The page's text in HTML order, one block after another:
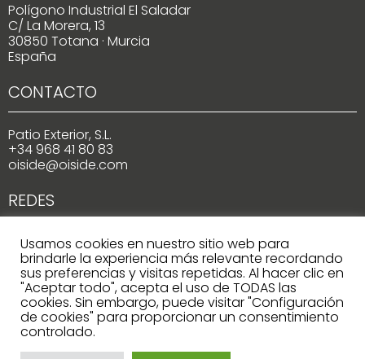
Polígono Industrial El Saladar
C/ La Morera, 13
30850 Totana · Murcia
España
CONTACTO
Patio Exterior, S.L.
+34 968 41 80 83
oiside@oiside.com
REDES
Copyright © 2022 OISIDE
Aviso Legal
Usamos cookies en nuestro sitio web para
brindarle la experiencia más relevante recordando
sus preferencias y visitas repetidas. Al hacer clic en
"Aceptar todo", acepta el uso de TODAS las
cookies. Sin embargo, puede visitar "Configuración
de cookies" para proporcionar un consentimiento
controlado.